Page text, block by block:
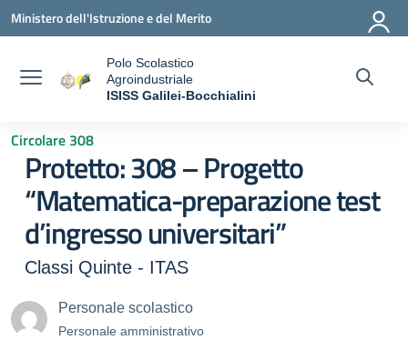
Vai ai contenuti
Vai al menu di navigazione
Vai al footer
Ministero dell'Istruzione e del Merito
Polo Scolastico
Agroindustriale
ISISS Galilei-Bocchialini
Circolare 308
Protetto: 308 – Progetto
“Matematica-preparazione test
d’ingresso universitari”
Classi Quinte - ITAS
Personale scolastico
Personale amministrativo